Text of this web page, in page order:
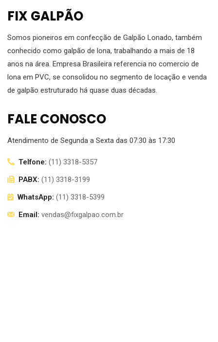
FIX GALPÃO
Somos pioneiros em confecção de Galpão Lonado, também
conhecido como galpão de lona, trabalhando a mais de 18
anos na área. Empresa Brasileira referencia no comercio de
lona em PVC, se consolidou no segmento de locação e venda
de galpão estruturado há quase duas décadas.
FALE CONOSCO
Atendimento de Segunda a Sexta das 07:30 às 17:30
Telfone: (11) 3318-5357
PABX: (11) 3318-3199
WhatsApp: (11) 3318-5399
Email: vendas@fixgalpao.com.br